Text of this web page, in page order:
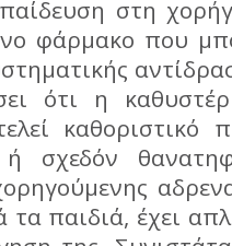
στη
φάρμακο που
ότι η
καθοριστικό
σχεδόν
τα παιδιά, έχει